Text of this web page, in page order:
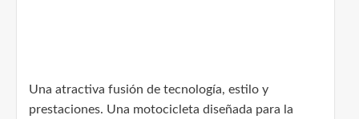
Una atractiva fusión de tecnología, estilo y
prestaciones. Una motocicleta diseñada para la